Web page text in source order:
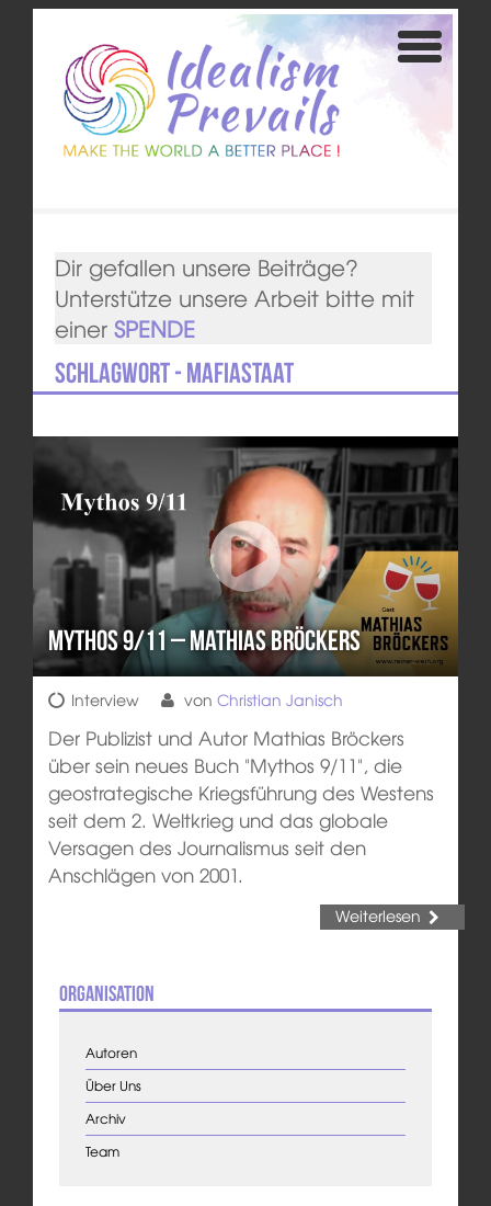
Dir gefallen unsere Beiträge?
Unterstütze unsere Arbeit bitte mit
einer SPENDE
Schlagwort - Mafiastaat
Mythos 9/11 – Mathias Bröckers
Interview von Christian Janisch
Der Publizist und Autor Mathias Bröckers
über sein neues Buch "Mythos 9/11", die
geostrategische Kriegsführung des Westens
seit dem 2. Weltkrieg und das globale
Versagen des Journalismus seit den
Anschlägen von 2001.
Weiterlesen
Organisation
Autoren
Über Uns
Archiv
Team